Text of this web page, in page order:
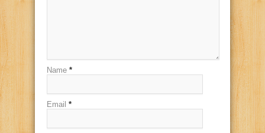
Name *
Email *